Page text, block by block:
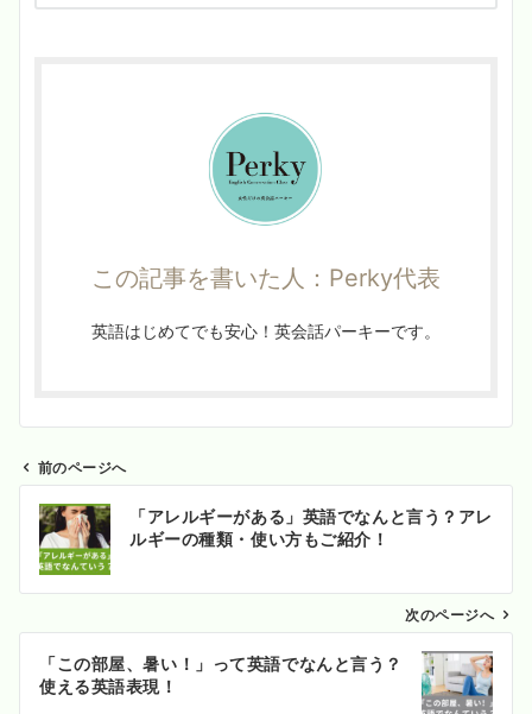
この記事を書いた人：Perky代表
英語はじめてでも安心！英会話パーキーです。
ビ
前のページへ
「アレルギーがある」英語でなんと言う？アレ
ルギーの種類・使い方もご紹介！
次のページへ
「この部屋、暑い！」って英語でなんと言う？
使える英語表現！